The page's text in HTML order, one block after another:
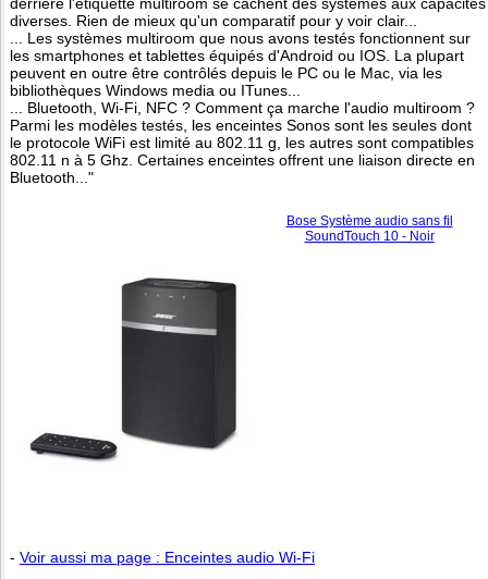
diverses. Rien de mieux qu'un comparatif pour y voir clair...
... Les systèmes multiroom que nous avons testés fonctionnent sur
les smartphones et tablettes équipés d'Android ou IOS. La plupart
peuvent en outre être contrôlés depuis le PC ou le Mac, via les
bibliothèques Windows media ou ITunes...
... Bluetooth, Wi-Fi, NFC ? Comment ça marche l'audio multiroom ?
Parmi les modèles testés, les enceintes Sonos sont les seules dont
le protocole WiFi est limité au 802.11 g, les autres sont compatibles
802.11 n à 5 Ghz. Certaines enceintes offrent une liaison directe en
Bluetooth..."
Bose Système audio sans fil
SoundTouch 10 - Noir
- Voir aussi ma page : Enceintes audio Wi-Fi